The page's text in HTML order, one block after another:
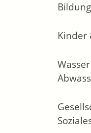
Bildung
Kinder